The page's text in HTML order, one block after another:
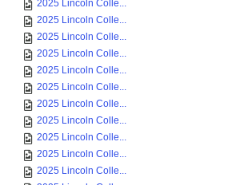
2025 Lincoln Colle...
2025 Lincoln Colle...
2025 Lincoln Colle...
2025 Lincoln Colle...
2025 Lincoln Colle...
2025 Lincoln Colle...
2025 Lincoln Colle...
2025 Lincoln Colle...
2025 Lincoln Colle...
2025 Lincoln Colle...
2025 Lincoln Colle...